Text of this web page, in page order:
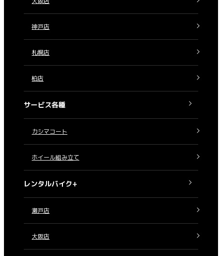
神戸店
札幌店
柏店
サービス各種
カシマコート
ホイール組み立て
レンタルバイク+
瀬戸店
大阪店